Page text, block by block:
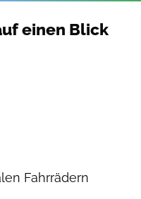
einen Blick
Fahrrädern